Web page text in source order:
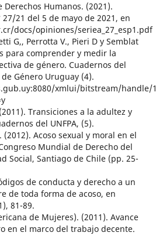
Humanos. (2021).
21 del 5 de mayo de 2021, en
docs/opiniones/seriea_27_esp1.pdf
G,, Perrotta V., Pieri D y Semblat
para comprender y medir la
de género. Cuadernos del
Género Uruguay (4).
xmlui/bitstream/handle/
Transiciones a la adultez y
del UNFPA, (5).
(2012). Acoso sexual y moral en el
Mundial de Derecho del
Social, Santiago de Chile (pp. 25-
de conducta y derecho a un
de toda forma de acoso, en
81-89.
de Mujeres). (2011). Avance
en el marco del trabajo decente.